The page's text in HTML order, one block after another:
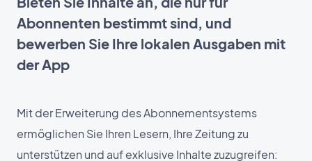
Abonnenten bestimmt sind, und
bewerben Sie Ihre lokalen Ausgaben mit
der App
Mit der Erweiterung des Abonnementsystems
ermöglichen Sie Ihren Lesern, Ihre Zeitung zu
unterstützen und auf exklusive Inhalte zuzugreifen: